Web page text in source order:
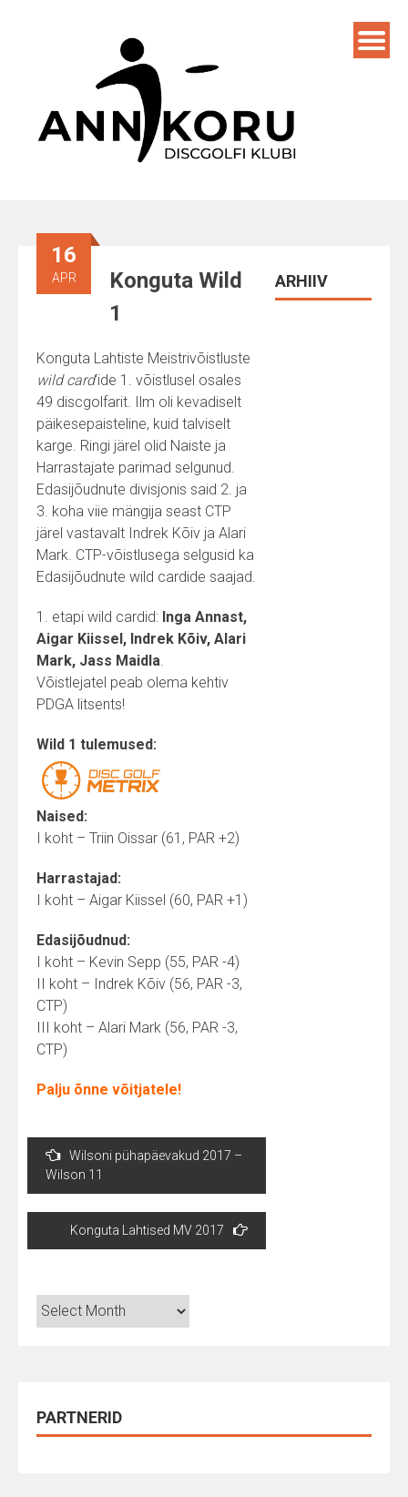
16
APR
Konguta Wild
1
Konguta Lahtiste Meistrivõistluste
wild card‘ide 1. võistlusel osales
49 discgolfarit. Ilm oli kevadiselt
päikesepaisteline, kuid talviselt
karge. Ringi järel olid Naiste ja
Harrastajate parimad selgunud.
Edasijõudnute divisjonis said 2. ja
3. koha viie mängija seast CTP
järel vastavalt Indrek Kõiv ja Alari
Mark. CTP-võistlusega selgusid ka
Edasijõudnute wild cardide saajad.
1. etapi wild cardid: Inga Annast,
Aigar Kiissel, Indrek Kõiv, Alari
Mark, Jass Maidla.
Võistlejatel peab olema kehtiv
PDGA litsents!
Wild 1 tulemused:
Naised:
I koht – Triin Oissar (61, PAR +2)
Harrastajad:
I koht – Aigar Kiissel (60, PAR +1)
Edasijõudnud:
I koht – Kevin Sepp (55, PAR -4)
II koht – Indrek Kõiv (56, PAR -3,
CTP)
III koht – Alari Mark (56, PAR -3,
CTP)
Palju õnne võitjatele!
Post
navigation
Wilsoni pühapäevakud 2017 –
Wilson 11
Konguta Lahtised MV 2017
ARHIIV
Arhiiv
PARTNERID